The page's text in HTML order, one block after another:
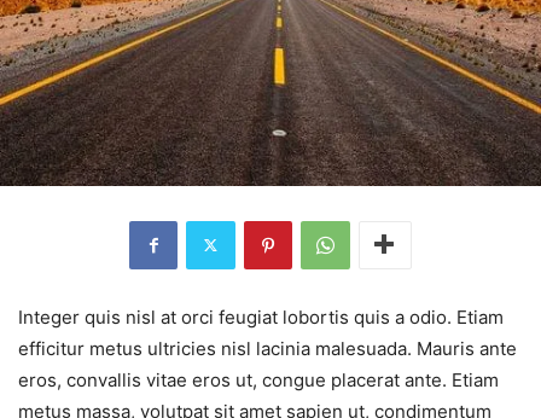
Integer quis nisl at orci feugiat lobortis quis a odio. Etiam
efficitur metus ultricies nisl lacinia malesuada. Mauris ante
eros, convallis vitae eros ut, congue placerat ante. Etiam
metus massa, volutpat sit amet sapien ut, condimentum